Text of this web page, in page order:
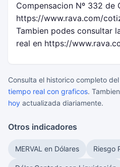
Compensacion Nº 332 de
https://www.rava.com/
Tambien podes consultar
real en https://
Consulta el historico completo del
tiempo real con graficos.
hoy actualizada diariamente.
Otros indicadores
MERVAL en Dólares Riesgo